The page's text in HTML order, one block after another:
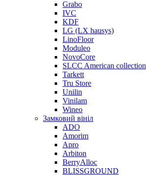
Grabo
IVC
KDF
LG (LX hausys)
LinoFloor
Moduleo
NovoCore
SLCC American collection
Tarkett
Tru Store
Unilin
Vinilam
Wineo
Замковий вініл
ADO
Amorim
Apro
Arbiton
BerryAlloc
BLISSGROUND